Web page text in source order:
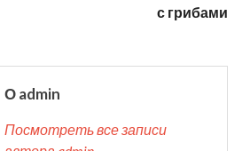
с грибами
О admin
Посмотреть все записи